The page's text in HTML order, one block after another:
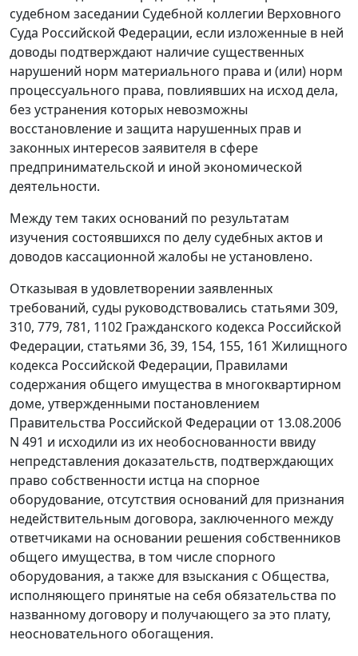
судебном заседании Судебной коллегии Верховного
Суда Российской Федерации, если изложенные в ней
доводы подтверждают наличие существенных
нарушений норм материального права и (или) норм
процессуального права, повлиявших на исход дела,
без устранения которых невозможны
восстановление и защита нарушенных прав и
законных интересов заявителя в сфере
предпринимательской и иной экономической
деятельности.
Между тем таких оснований по результатам
изучения состоявшихся по делу судебных актов и
доводов кассационной жалобы не установлено.
Отказывая в удовлетворении заявленных
требований, суды руководствовались статьями 309,
310, 779, 781, 1102 Гражданского кодекса Российской
Федерации, статьями 36, 39, 154, 155, 161 Жилищного
кодекса Российской Федерации, Правилами
содержания общего имущества в многоквартирном
доме, утвержденными постановлением
Правительства Российской Федерации от 13.08.2006
N 491 и исходили из их необоснованности ввиду
непредставления доказательств, подтверждающих
право собственности истца на спорное
оборудование, отсутствия оснований для признания
недействительным договора, заключенного между
ответчиками на основании решения собственников
общего имущества, в том числе спорного
оборудования, а также для взыскания с Общества,
исполняющего принятые на себя обязательства по
названному договору и получающего за это плату,
неосновательного обогащения.